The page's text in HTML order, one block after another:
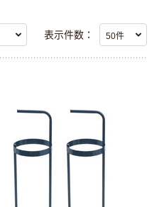
表示件数：